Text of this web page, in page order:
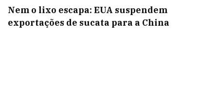
Nem o lixo escapa: EUA suspendem
exportações de sucata para a China